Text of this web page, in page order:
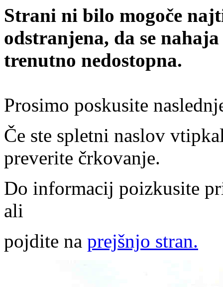
Strani ni bilo mogoče
odstranjena, da se
trenutno nedostopna.
Prosimo poskusite
Če ste spletni naslov
preverite črkovanje.
Do informacij poizkusite
ali
pojdite na prejšnjo stran.